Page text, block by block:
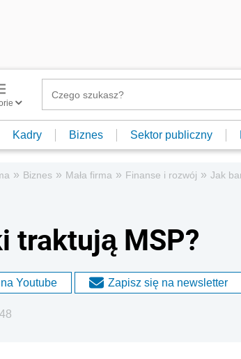
Kadry Biznes Sektor publiczny
» Biznes » Mała firma » Finanse i rozwój » Jak
traktują MSP?
Youtube Zapisz się na newsletter